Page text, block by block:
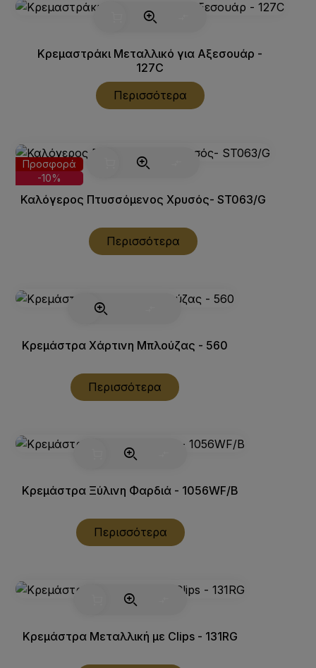
Κρεμαστράκι Μεταλλικό για Αξεσουάρ -
127C
Περισσότερα
Προσφορά
-10%
Καλόγερος Πτυσσόμενος Χρυσός- ST063/G
Περισσότερα
Κρεμάστρα Χάρτινη Μπλούζας - 560
Περισσότερα
Κρεμάστρα Ξύλινη Φαρδιά - 1056WF/B
Περισσότερα
Κρεμάστρα Μεταλλική με Clips - 131RG